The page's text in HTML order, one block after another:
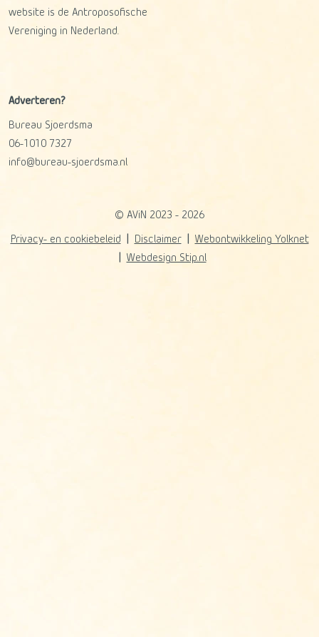
website is de Antroposofische
Vereniging in Nederland.
Adverteren?
Bureau Sjoerdsma
06-1010 7327
info@bureau-sjoerdsma.nl
© AViN 2023 - 2026
Privacy- en cookiebeleid Disclaimer
Webontwikkeling Yolknet
Webdesign Stip.nl